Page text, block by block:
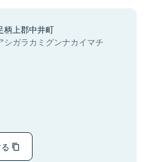
柄上郡中井町
シガラカミグンナカイマチ